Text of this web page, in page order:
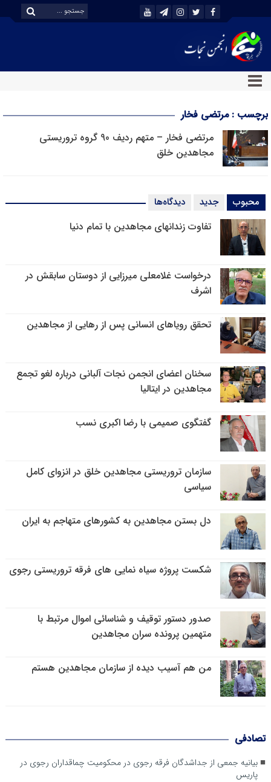
برچسب : مرتضی فخار
مرتضی فخار – متهم ردیف 90 گروه تروریستی
مجاهدین خلق
محبوب جدید دیدگاه‌ها
تفاوت زندانهای مجاهدین با تمام دنیا
درخواست غلامعلی میرزایی از دوستان سابقش در
اشرف
تحقق رویاهای انسانی پس از رهایی از مجاهدین
سخنان اعضای انجمن نجات آلبانی درباره لغو تجمع
مجاهدین در ایتالیا
گفتگوی صمیمی با رضا اکبری نسب
سازمان تروریستی مجاهدین خلق در انزوای کامل
سیاسی
دل بستن مجاهدین به کشورهای متهاجم به ایران
شکست پروژه سیاه نمایی های فرقه تروریستی رجوی
صدور دستور توقیف و شناسائی اموال مرتبط با
متهمین پرونده سران مجاهدین
من هم آسیب دیده از سازمان مجاهدین هستم
تصادفی
بیانیه جمعی از جداشدگان فرقه رجوی در محکومیت چماقداران رجوی در
پاریس